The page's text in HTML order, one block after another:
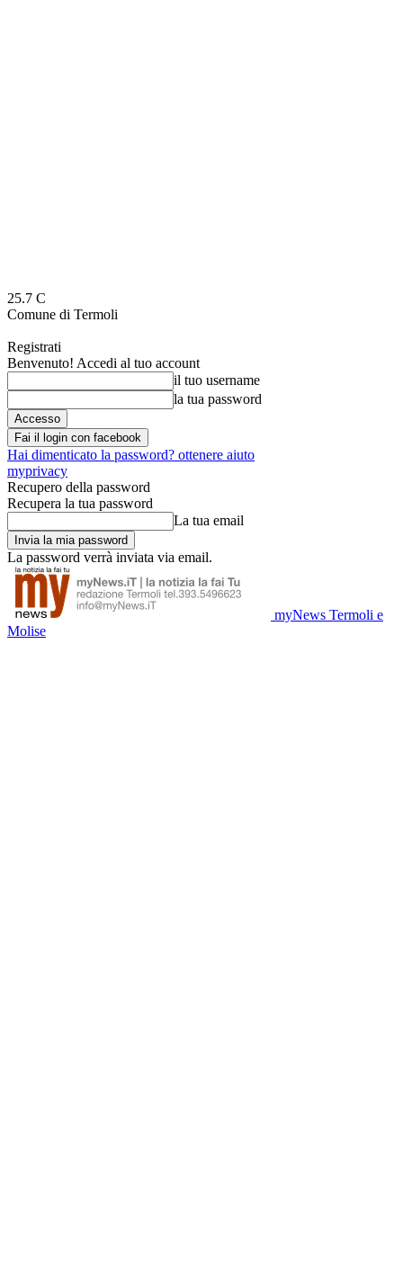
25.7 C
Comune di Termoli
Registrati
Benvenuto! Accedi al tuo account
il tuo username
la tua password
Fai il login con facebook
Hai dimenticato la password? ottenere aiuto
myprivacy
Recupero della password
Recupera la tua password
La tua email
La password verrà inviata via email.
myNews Termoli e
Molise